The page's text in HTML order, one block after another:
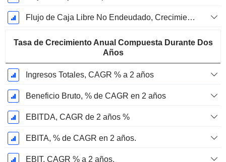
Flujo de Caja Libre No Endeudado, Crecimiento de 1 Año %
Tasa de Crecimiento Anual Compuesta Durante Dos
Años
Ingresos Totales, CAGR % a 2 años
Beneficio Bruto, % de CAGR en 2 años
EBITDA, CAGR de 2 años %
EBITA, % de CAGR en 2 años.
EBIT, CAGR % a 2 años.